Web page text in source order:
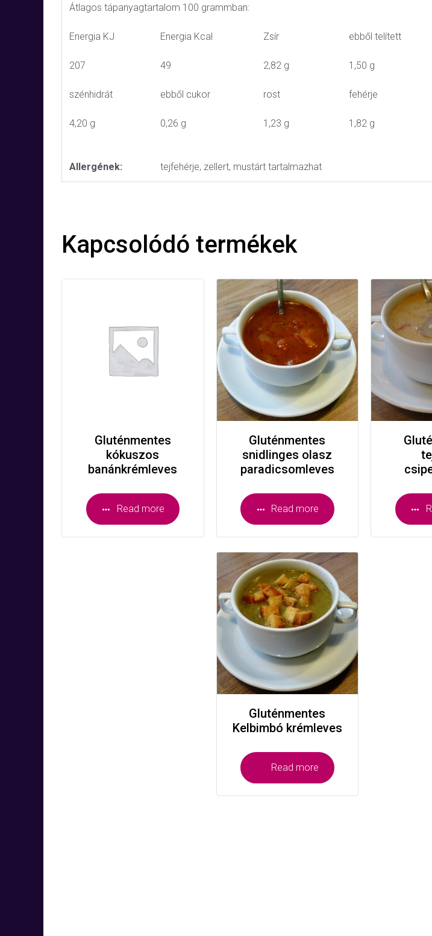
Átlagos tápanyagtartalom 100 grammban:
Energia KJ Energia Kcal Zsír ebből telített
207 49 2,82 g 1,50 g
szénhidrát ebből cukor rost fehérje
4,20 g 0,26 g 1,23 g 1,82 g
Allergének: tejfehérje, zellert, mustárt tartalmazhat
Kapcsolódó termékek
Gluténmentes
kókuszos
banánkrémleves
Read more
Gluténmentes
snidlinges olasz
paradicsomleves
Read more
Gluténmentes
Kelbimbó krémleves
Read more